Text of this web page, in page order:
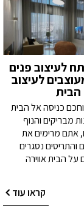
לעיצוב פנים
לעיצוב
הבית
כניסה אל הבית
מבריקים והנוף
מרימים את
נסגרים
הבית אווירה
קראו עוד